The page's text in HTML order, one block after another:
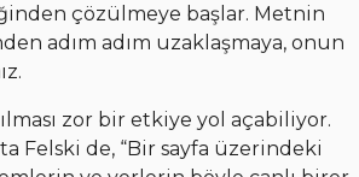
çözülmeye başlar. Metnin
adım adım uzaklaşmaya, onun
zor bir etkiye yol açabiliyor.
Felski de, “Bir sayfa üzerindeki